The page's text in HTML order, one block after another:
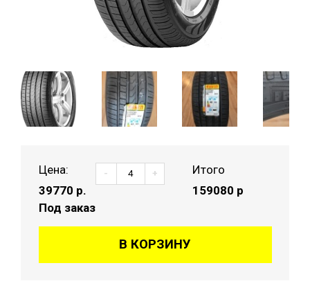
Цена:
39770 р.
Под заказ
- +
Итого
159080 р
В КОРЗИНУ